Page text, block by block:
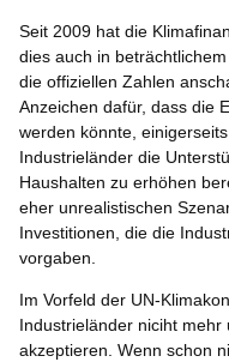
Seit 2009 hat die
dies auch in
die offiziellen Zahlen
Anzeichen dafür, dass die
werden könnte,
Industrieländer die
Haushalten zu erhöhen
eher unrealistischen
Investitionen, die die
vorgaben.
Im Vorfeld der UN-
Industrieländer niciht mehr
akzeptieren. Wenn schon